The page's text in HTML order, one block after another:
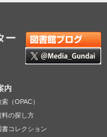
ー
内
（OPAC）
料の探し方
書コレクション